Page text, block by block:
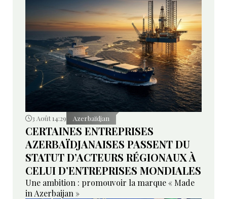
3 Août 14:29 Azerbaïdjan
CERTAINES ENTREPRISES
AZERBAÏDJANAISES PASSENT DU
STATUT D’ACTEURS RÉGIONAUX À
CELUI D’ENTREPRISES MONDIALES
Une ambition : promouvoir la marque « Made
in Azerbaijan »